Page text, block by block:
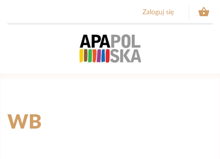
Zaloguj się 
WB